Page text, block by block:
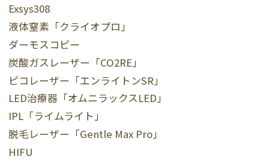
Exsys308
液体窒素「クライオプロ」
ダーモスコピー
炭酸ガスレーザー「CO2RE」
ピコレーザー「エンライトンSR」
LED治療器「オムニラックスLED」
IPL「ライムライト」
脱毛レーザー「Gentle Max Pro」
HIFU